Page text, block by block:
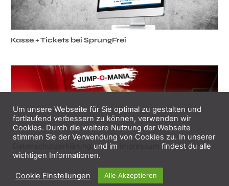
Kasse + Tickets bei SprungFrei
3x Tickets + Kasse für Jump-o-Mania
Um unsere Webseite für Sie optimal zu gestalten und
fortlaufend verbessern zu können, verwenden wir
Cookies. Durch die weitere Nutzung der Webseite
stimmen Sie der Verwendung von Cookies zu. In unserer
und im
findest du alle
wichtigen Informationen.
Cookie Einstellungen Alle Akzeptieren